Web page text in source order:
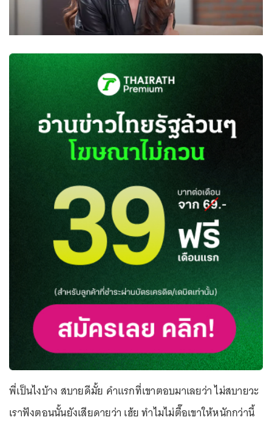
พี่เป็นไงบ้าง สบายดีมั้ย คำแรกที่เขาตอบมาเลยว่า ไม่สบายวะ
เราฟังตอนนั้นยังเสียดายว่า เฮ้ย ทำไมไม่ตื๊อเขาให้หนักกว่านี้